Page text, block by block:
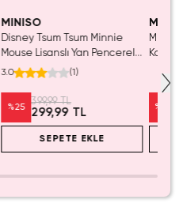
MINISO
Disney Tsum Tsum Minnie
Mouse Lisanslı Yan Pencereli
Mini Saklama Kutusu –
3.0 (1)
%25
399,99 TL
299,99 TL
SEPETE EKLE
Miniso
%